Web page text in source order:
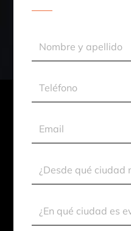
Nombre
Teléfono
Contacto
Evento